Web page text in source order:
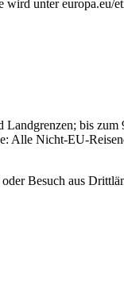
unter europa.eu/
bis
Alle Nicht-EU-
Besuch aus